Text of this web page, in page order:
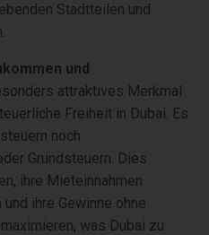
Stadtteilen und
und
attraktives Merkmal
Freiheit in Dubai. Es
noch
Grundsteuern. Dies
ihre Mieteinnahmen
ihre Gewinne ohne
was Dubai zu